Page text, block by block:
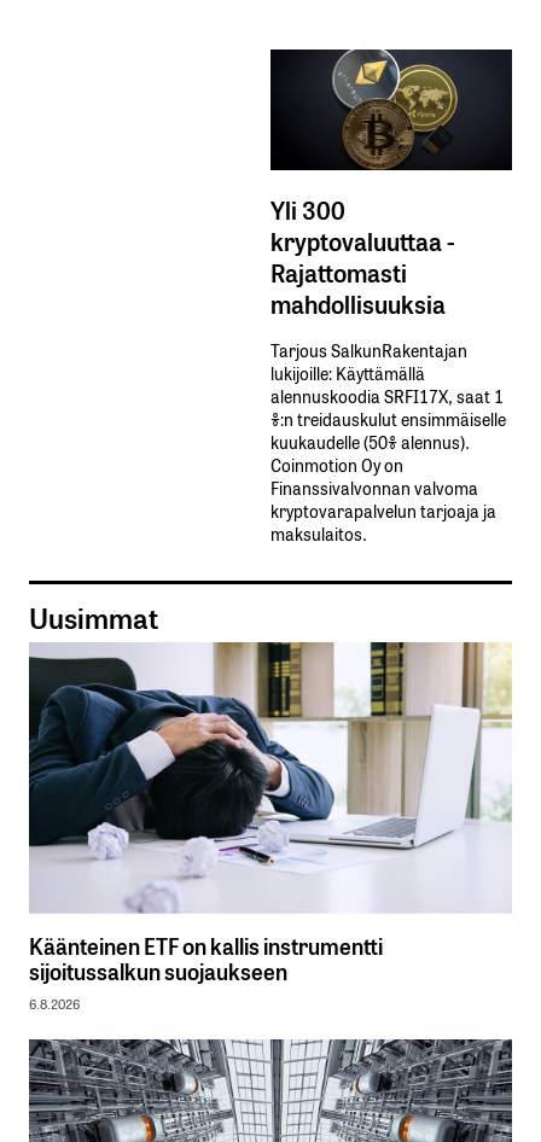
Yli 300
kryptovaluuttaa -
Rajattomasti
mahdollisuuksia
Tarjous SalkunRakentajan
lukijoille: Käyttämällä​ ​
alennuskoodia​ ​SRFI17X,​ ​saat​ ​1
%:n treidauskulut​ ​ensimmäiselle​ ​
kuukaudelle​ ​(50%​ ​alennus).
Coinmotion Oy on
Finanssivalvonnan valvoma
kryptovarapalvelun tarjoaja ja
maksulaitos.
Uusimmat
Käänteinen ETF on kallis instrumentti
sijoitussalkun suojaukseen
6.8.2026